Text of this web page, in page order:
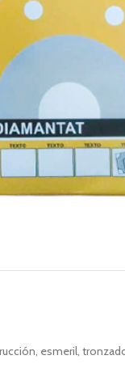
esmeril,